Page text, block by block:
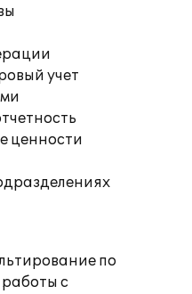
учет
ценности
по
с